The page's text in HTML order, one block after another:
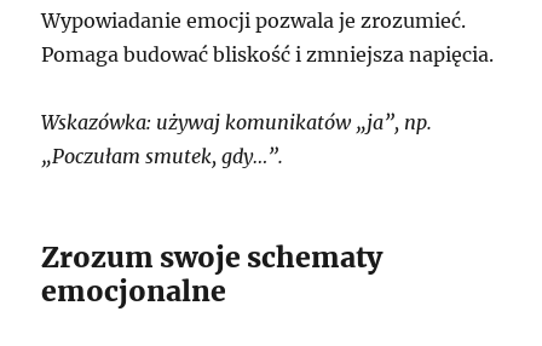
Wypowiadanie emocji pozwala je zrozumieć.
Pomaga budować bliskość i zmniejsza napięcia.
Wskazówka: używaj komunikatów „ja”, np.
„Poczułam smutek, gdy…”.
Zrozum swoje schematy
emocjonalne